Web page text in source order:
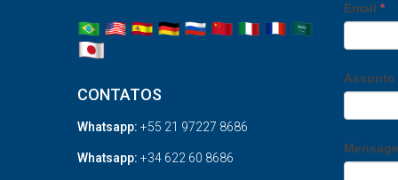
CONTATOS
Whatsapp: +55 21 97227 8686
Whatsapp: +34 622 60 8686
Email *
Assunto